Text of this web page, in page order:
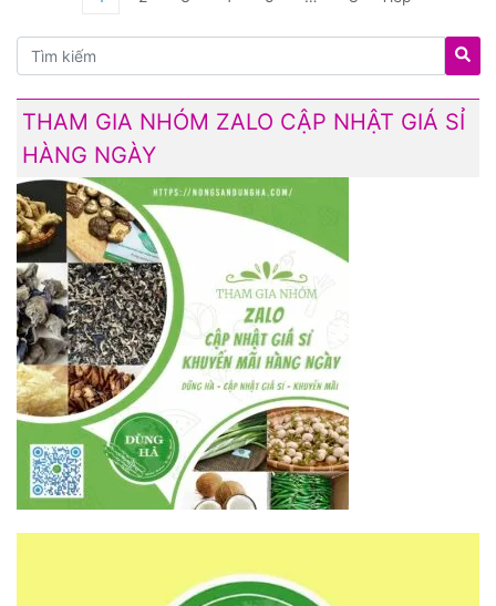
THAM GIA NHÓM ZALO CẬP NHẬT GIÁ SỈ
HÀNG NGÀY